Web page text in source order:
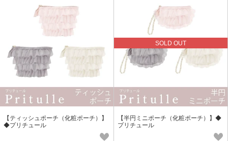
【ティッシュポーチ（化粧ポーチ）】
◆プリチュール
SOLD OUT
【半円ミニポーチ（化粧ポーチ）】◆
プリチュール